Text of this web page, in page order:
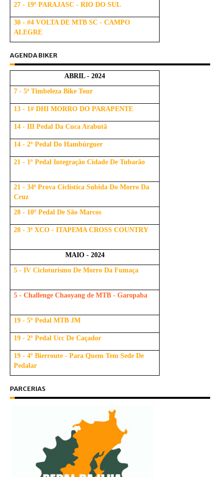
27 - 19º PARAJASC - RIO DO SUL
30 - #4 VOLTA DE MTB SC - CAMPO
ALEGRE
AGENDA BIKER
ABRIL - 2024
7 - 5ª Timbeleza Bike Tour
13 - 1# DHI MORRO DO PARAPENTE
14 - III Pedal Da Cuca Arabutã
14 - 2º Pedal Do Hambúrguer
21 - 1º Pedal Integração Cidade De Tubarão
21 - 34ª Prova Ciclistica Subida Do Morro Da
Cruz
28 - 10º Pedal De São Marcos
28 - 3ª XCO - ITAPEMA CROSS COUNTRY
MAIO - 2024
5 - IV Cicloturismo De Morro Da Fumaça
5 - Challenge Chaoyang de MTB - Garopaba
19 - 5º Pedal MTB JM
19 - 2º Pedal Ucc De Caçador
19 - 4º Bierroute - Para Quem Tem Sede De
Pedalar
PARCERIAS